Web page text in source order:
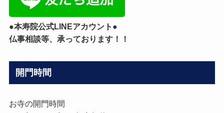
●本寿院公式LINEアカウント●
仏事相談等、承っております！！
開門時間
お寺の開門時間